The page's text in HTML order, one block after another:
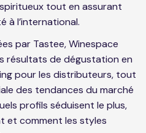
tout en assurant
à l’international.
par Tastee, Winespace
résultats de dégustation en
pour les distributeurs, tout
des tendances du marché
profils séduisent le plus,
et comment les styles